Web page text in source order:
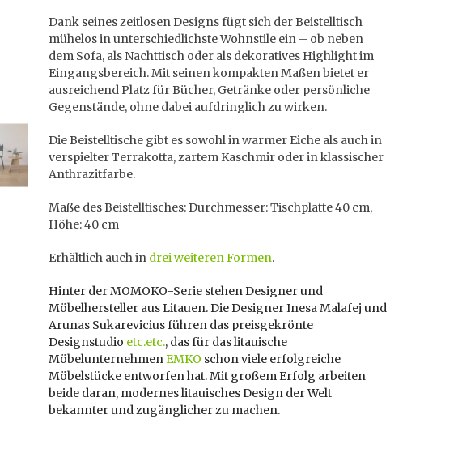
Dank seines zeitlosen Designs fügt sich der Beistelltisch
mühelos in unterschiedlichste Wohnstile ein – ob neben
dem Sofa, als Nachttisch oder als dekoratives Highlight im
Eingangsbereich. Mit seinen kompakten Maßen bietet er
ausreichend Platz für Bücher, Getränke oder persönliche
Gegenstände, ohne dabei aufdringlich zu wirken.
Die Beistelltische gibt es sowohl in warmer Eiche als auch in
verspielter Terrakotta, zartem Kaschmir oder in klassischer
Anthrazitfarbe.
Maße des Beistelltisches: Durchmesser: Tischplatte 40 cm,
Höhe: 40 cm
Erhältlich auch in drei weiteren Formen.
Hinter der MOMOKO-Serie stehen Designer und
Möbelhersteller aus Litauen. Die Designer Inesa Malafej und
Arunas Sukarevicius führen das preisgekrönte
Designstudio etc.etc., das für das litauische
MöbelunternehmenEMKO schon viele erfolgreiche
Möbelstücke entworfen hat. Mit großem Erfolg arbeiten
beide daran, modernes litauisches Design der Welt
bekannter und zugänglicher zu machen.